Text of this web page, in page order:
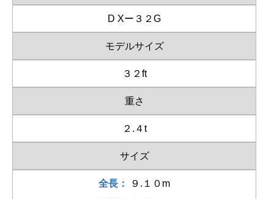
D Xー３２G
モデルサイズ
３２ft
重さ
２.４t
サイズ
全長： ９.１０m